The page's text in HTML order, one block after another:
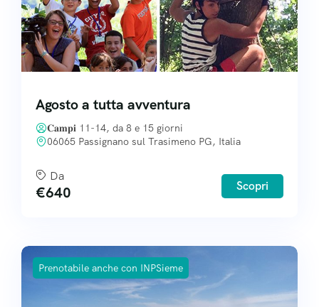
Agosto a tutta avventura
𝐂𝐚𝐦𝐩𝐢 11-14, da 8 e 15 giorni
06065 Passignano sul Trasimeno PG, Italia
Da
€640 Scopri
Prenotabile anche con INPSieme